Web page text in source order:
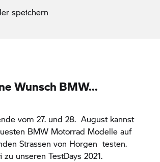
speichern
Wunsch BMW...
vom 27. und 28. August kannst
BMW Motorrad Modelle auf
Strassen von Horgen testen.
unseren TestDays 2021.